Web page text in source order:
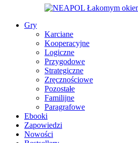
Gry
Karciane
Kooperacyjne
Logiczne
Przygodowe
Strategiczne
Zręcznościowe
Pozostałe
Familijne
Paragrafowe
Ebooki
Zapowiedzi
Nowości